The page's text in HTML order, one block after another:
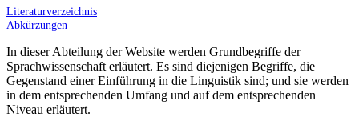
Literaturverzeichnis
Abkürzungen
In dieser Abteilung der Website werden Grundbegriffe der
Sprachwissenschaft erläutert. Es sind diejenigen Begriffe, die
Gegenstand einer Einführung in die Linguistik sind; und sie werden
in dem entsprechenden Umfang und auf dem entsprechenden
Niveau erläutert.